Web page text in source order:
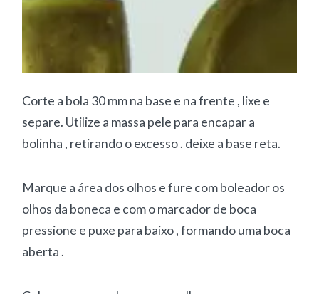
Corte a bola 30 mm na base e na frente , lixe e
separe. Utilize a massa pele para encapar a
bolinha , retirando o excesso . deixe a base reta.
Marque a área dos olhos e fure com boleador os
olhos da boneca e com o marcador de boca
pressione e puxe para baixo , formando uma boca
aberta .